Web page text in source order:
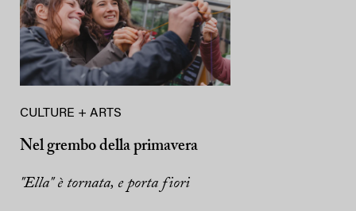
CULTURE + ARTS
Nel grembo della primavera
"Ella" è tornata, e porta fiori